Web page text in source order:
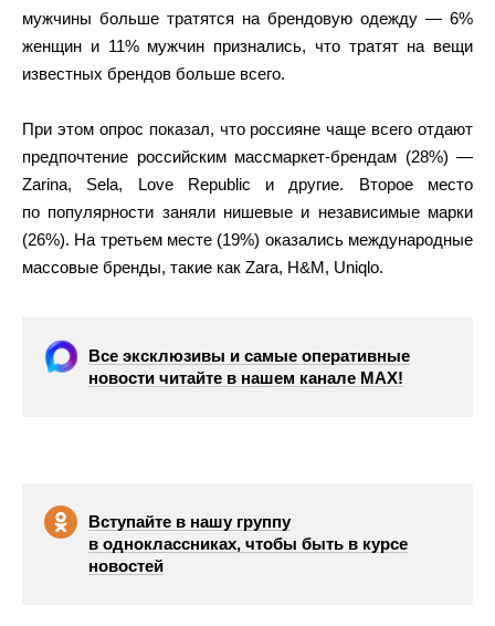
мужчины больше тратятся на брендовую одежду — 6%
женщин и 11% мужчин признались, что тратят на вещи
известных брендов больше всего.
При этом опрос показал, что россияне чаще всего отдают
предпочтение российским массмаркет-брендам (28%) —
Zarina, Sela, Love Republic и другие. Второе место
по популярности заняли нишевые и независимые марки
(26%). На третьем месте (19%) оказались международные
массовые бренды, такие как Zara, H&M, Uniqlo.
Все эксклюзивы и самые оперативные
новости читайте в нашем канале МАХ!
Вступайте в нашу группу
в одноклассниках, чтобы быть в курсе
новостей